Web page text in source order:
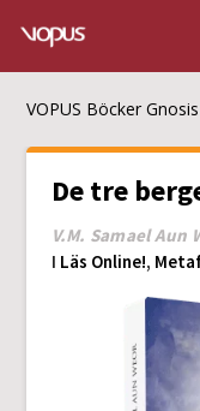
VOPUS Böcker Gnosis
De tre
V.M. Samael Aun
I Läs Online!,